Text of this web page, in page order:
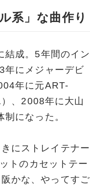
系」な曲作り
結成。5年間のイン
年にメジャーデビ
年に元ART-
、2008年に大山
になった。
にストレイテナー
トのカセットテー
かな、やってすご